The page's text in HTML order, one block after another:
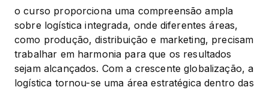
o curso proporciona uma compreensão ampla
sobre logística integrada, onde diferentes áreas,
como produção, distribuição e marketing, precisam
trabalhar em harmonia para que os resultados
sejam alcançados. Com a crescente globalização, a
logística tornou-se uma área estratégica dentro das